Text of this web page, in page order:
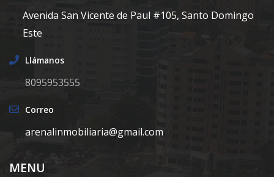
Avenida San Vicente de Paul #105, Santo Domingo
Este
Llámanos
8095953555
Correo
arenalinmobiliaria@gmail.com
MENU